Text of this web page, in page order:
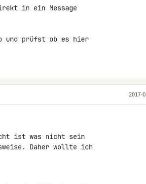
in ein Message
und prüfst ob es hier
2017-
ist was nicht sein
Daher wollte ich